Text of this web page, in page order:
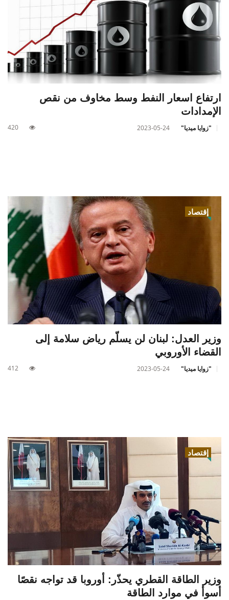
ارتفاع اسعار النفط وسط مخاوف من نقص
الإمدادات
"زوايا ميديا" 2023-05-24
420
إقتصاد
وزير العدل: لبنان لن يسلّم رياض سلامة إلى
القضاء الأوروبي
"زوايا ميديا" 2023-05-24
412
إقتصاد
وزير الطاقة القطري يحذّر: أوروبا قد تواجه نقصًا
أسوأ في موارد الطاقة